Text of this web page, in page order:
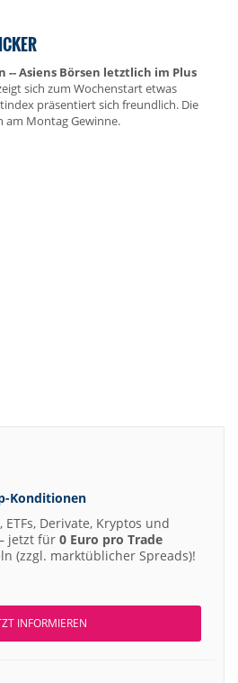
-- Asiens Börsen letztlich im Plus
sich zum Wochenstart etwas
präsentiert sich freundlich. Die
am Montag Gewinne.
Konditionen
ETFs, Derivate, Kryptos und
jetzt für 0 Euro pro Trade
(zzgl. marktüblicher Spreads)!
INFORMIEREN